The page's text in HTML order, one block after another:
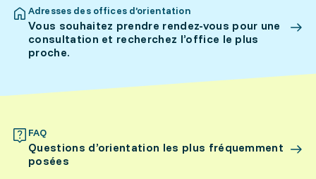
Adresses des offices d’orientation
Vous souhaitez prendre rendez-vous pour une
consultation et recherchez l’office le plus
proche.
FAQ
Questions d’orientation les plus fréquemment
posées